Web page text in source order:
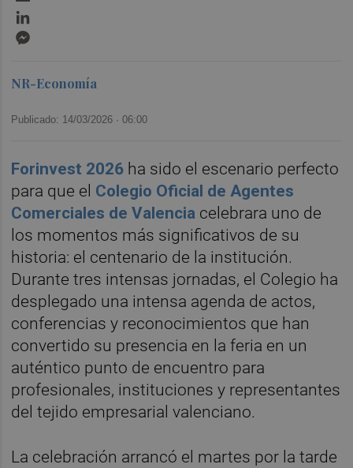
NR-Economía
Publicado: 14/03/2026 ·06:00
Forinvest 2026 ha sido el escenario perfecto
para que el Colegio Oficial de Agentes
Comerciales de Valencia celebrara uno de
los momentos más significativos de su
historia: el centenario de la institución.
Durante tres intensas jornadas, el Colegio ha
desplegado una intensa agenda de actos,
conferencias y reconocimientos que han
convertido su presencia en la feria en un
auténtico punto de encuentro para
profesionales, instituciones y representantes
del tejido empresarial valenciano.
La celebración arrancó el martes por la tarde